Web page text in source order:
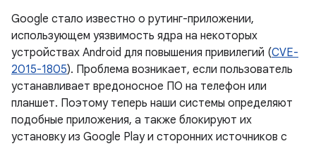
Google стало известно о рутинг-приложении,
использующем уязвимость ядра на некоторых
устройствах Android для повышения привилегий (CVE-
2015-1805). Проблема возникает, если пользователь
устанавливает вредоносное ПО на телефон или
планшет. Поэтому теперь наши системы определяют
подобные приложения, а также блокируют их
установку из Google Play и сторонних источников с